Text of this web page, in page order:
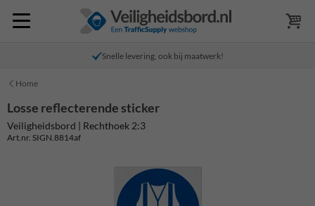
Snelle levering, ook bij maatwerk!
Home
Losse reflecterende sticker
Veiligheidsbord | Rechthoek 2:3
Art.nr. SIGN.8814af